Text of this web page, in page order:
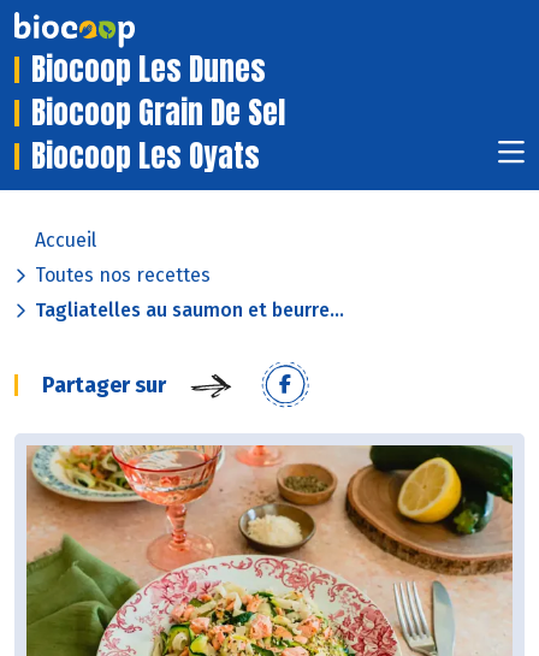
Biocoop Les Dunes
Biocoop Grain De Sel
Biocoop Les Oyats
Accueil
Toutes nos recettes
Tagliatelles au saumon et beurre...
Partager sur